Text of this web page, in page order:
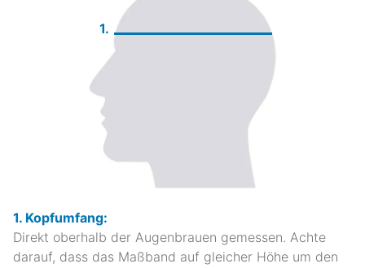
1.
1. Kopfumfang:
Direkt oberhalb der Augenbrauen gemessen. Achte
darauf, dass das Maßband auf gleicher Höhe um den